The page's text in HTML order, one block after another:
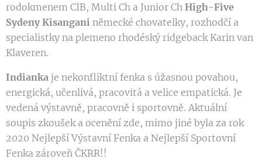
rodokmenem CIB, Multi Ch a Junior Ch High-Five
Sydeny Kisangani německé chovatelky, rozhodčí a
specialistky na plemeno rhodéský ridgeback Karin van
Klaveren.
Indianka je nekonfliktní fenka s úžasnou povahou,
energická, učenlivá, pracovitá a velice empatická. Je
vedená výstavně, pracovně i sportovně. Aktuální
soupis zkoušek a ocenění zde, mimo jiné byla za rok
2020 Nejlepší Výstavní Fenka a Nejlepší Sportovní
Fenka zároveň ČKRR!!